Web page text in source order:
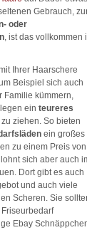
Gebrauch,
oder
, ist das vollkommen
Ihrer Haarschere
Beispiel sich auch
Familie kümmern,
ein teureres
ziehen. So bieten
ein großes
zu einem Preis von
lohnt sich aber auch
Dort gibt es auch
und auch viele
Scheren. Sie
Ebay